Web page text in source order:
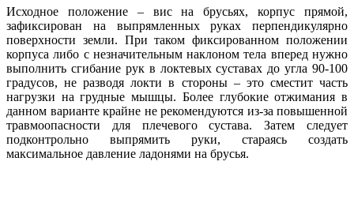
Исходное положение – вис на брусьях, корпус прямой,
зафиксирован на выпрямленных руках перпендикулярно
поверхности земли. При таком фиксированном положении
корпуса либо с незначительным наклоном тела вперед нужно
выполнить сгибание рук в локтевых суставах до угла 90-100
градусов, не разводя локти в стороны – это сместит часть
нагрузки на грудные мышцы. Более глубокие отжимания в
данном варианте крайне не рекомендуются из-за повышенной
травмоопасности для плечевого сустава. Затем следует
подконтрольно выпрямить руки, стараясь создать
максимальное давление ладонями на брусья.